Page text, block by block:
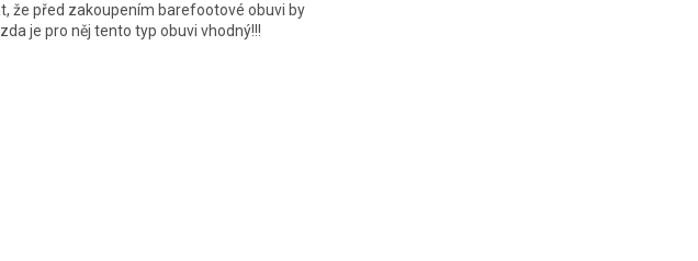
že před zakoupením barefootové obuvi by
je pro něj tento typ obuvi vhodný!!!